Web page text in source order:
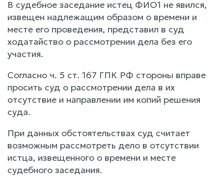
В судебное заседание истец ФИО1 не явился,
извещен надлежащим образом о времени и
месте его проведения, представил в суд
ходатайство о рассмотрении дела без его
участия.
Согласно ч. 5 ст. 167 ГПК РФ стороны вправе
просить суд о рассмотрении дела в их
отсутствие и направлении им копий решения
суда.
При данных обстоятельствах суд считает
возможным рассмотреть дело в отсутствии
истца, извещенного о времени и месте
судебного заседания.